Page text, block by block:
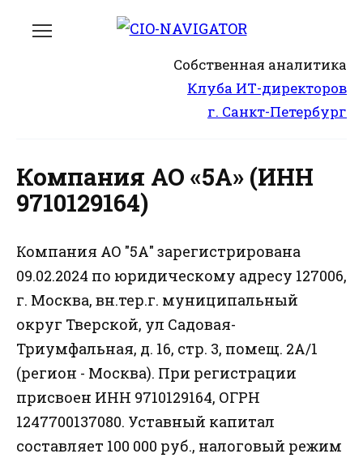
Собственная аналитика
Клуба ИТ-директоров
г. Санкт-Петербург
Компания АО «5А» (ИНН
9710129164)
Компания АО "5А" зарегистрирована
09.02.2024 по юридическому адресу 127006,
г. Москва, вн.тер.г. муниципальный
округ Тверской, ул Садовая-
Триумфальная, д. 16, стр. 3, помещ. 2А/1
(регион - Москва). При регистрации
присвоен ИНН 9710129164, ОГРН
1247700137080. Уставный капитал
составляет 100 000 руб., налоговый режим